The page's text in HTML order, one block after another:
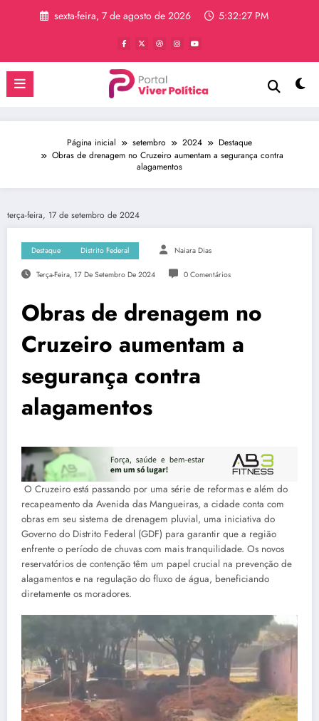
sexta-feira, 7 de agosto de 2026 5:32:28 PM
Página inicial setembro 2024
Destaque
Obras de drenagem no Cruzeiro aumentam a segurança contra
alagamentos
terça-feira, 17 de setembro de 2024
Destaque Distrito Federal Naiara Dias
Terça-Feira, 17 De Setembro De 2024 0 Comentários
Obras de drenagem no
Cruzeiro aumentam a
segurança contra
alagamentos
O Cruzeiro está passando por uma série de reformas e além do
recapeamento da Avenida das Mangueiras, a cidade conta com
obras em seu sistema de drenagem pluvial, uma iniciativa do
Governo do Distrito Federal (GDF) para garantir que a região
enfrente o período de chuvas com mais tranquilidade. Os novos
reservatórios de contenção têm um papel crucial na prevenção de
alagamentos e na regulação do fluxo de água, beneficiando
diretamente os moradores.